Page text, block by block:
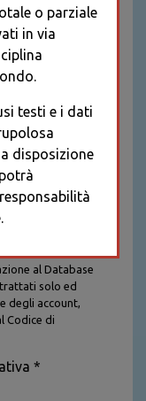
al Database
solo ed
degli account,
Codice di
dalla legge e
caso per caso
*
o parziale
in via
testi e i dati
disposizione